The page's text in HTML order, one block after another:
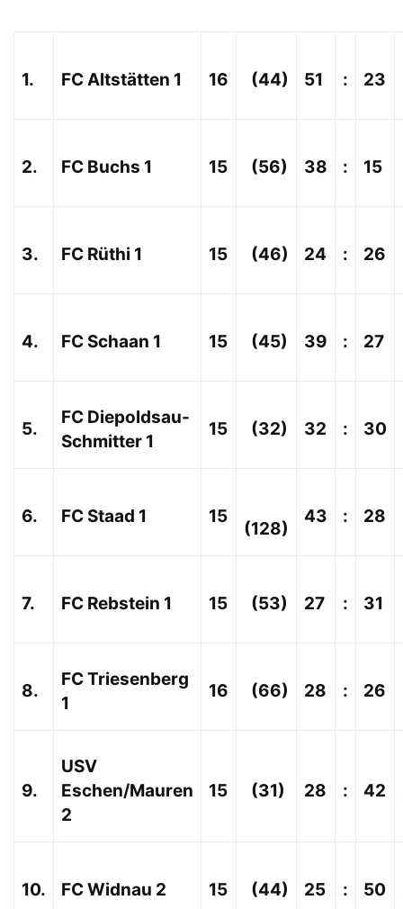
1. FC Altstätten 1 16 (44) 51 : 23
2. FC Buchs 1 15 (56) 38 : 15
3. FC Rüthi 1 15 (46) 24 : 26
4. FC Schaan 1 15 (45) 39 : 27
5.
FC Diepoldsau-
Schmitter 1
15 (32) 32 : 30
6. FC Staad 1 15
(128)
43 : 28
7. FC Rebstein 1 15 (53) 27 : 31
8.
FC Triesenberg
1
16 (66) 28 : 26
9.
USV
Eschen/Mauren
2
15 (31) 28 : 42
10. FC Widnau 2 15 (44) 25 : 50